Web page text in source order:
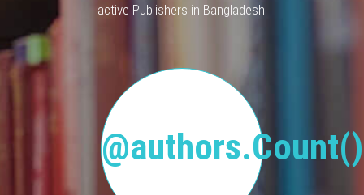
active Publishers in Bangladesh.